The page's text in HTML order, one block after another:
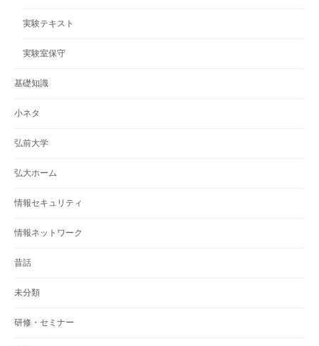
実験テキスト
実験室保守
基礎知識
小ネタ
弘前大学
弘大ホーム
情報セキュリティ
情報ネットワーク
昔話
未分類
研修・セミナー